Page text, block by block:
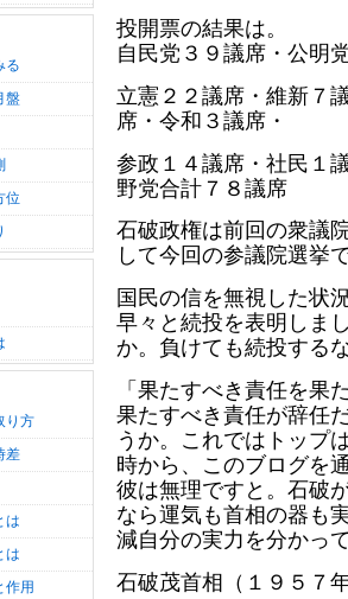
る
盤
位
り方
差
は
は
作用
投開票の結果は。
自民党３９議席・公明
立憲２２議席・維新７
席・令和３議席・
参政１４議席・社民１
野党合計７８議席
石破政権は前回の衆議
して今回の参議院選挙
国民の信を無視した状
早々と続投を表明しま
か。負けても続投する
「果たすべき責任を果
果たすべき責任が辞任
うか。これではトップ
時から、このブログを
彼は無理ですと。石破
なら運気も首相の器も
減自分の実力を分かっ
石破茂首相（１９５７